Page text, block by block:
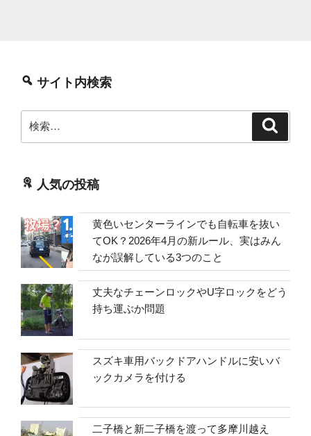
サイト内検索
索:
人気の投稿
黄色いセンターラインでも自転車を抜い
てOK？2026年4月の新ルール、実はみん
なが誤解している3つのこと
丈夫なチェーンロックやU字ロックをどう
持ち運ぶか問題
スズキ車用バックドアハンドルに安いバ
ックカメラを付ける
二子橋と新二子橋を渡って多摩川越え